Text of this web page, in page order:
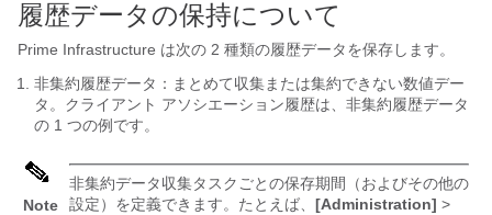
履歴データの保持について
Prime Infrastructure は次の 2 種類の履歴データを保存します。
非集約履歴データ：まとめて収集または集約できない数値デー
タ。クライアント アソシエーション履歴は、非集約履歴データ
の 1 つの例です。
Note
非集約データ収集タスクごとの保存期間（およびその他の
設定）を定義できます。たとえば、 [Administration] >